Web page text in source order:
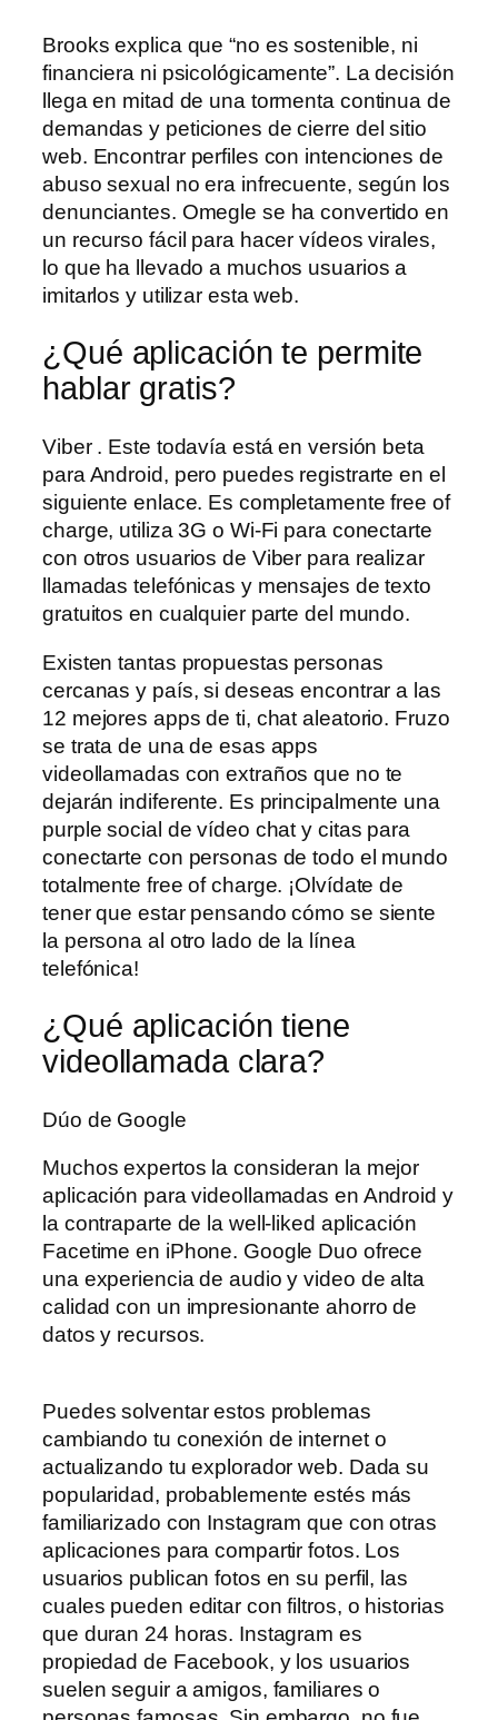
Brooks explica que “no es sostenible, ni
financiera ni psicológicamente”. La decisión
llega en mitad de una tormenta continua de
demandas y peticiones de cierre del sitio
web. Encontrar perfiles con intenciones de
abuso sexual no era infrecuente, según los
denunciantes. Omegle se ha convertido en
un recurso fácil para hacer vídeos virales,
lo que ha llevado a muchos usuarios a
imitarlos y utilizar esta web.
¿Qué aplicación te permite
hablar gratis?
Viber . Este todavía está en versión beta
para Android, pero puedes registrarte en el
siguiente enlace. Es completamente free of
charge, utiliza 3G o Wi-Fi para conectarte
con otros usuarios de Viber para realizar
llamadas telefónicas y mensajes de texto
gratuitos en cualquier parte del mundo.
Existen tantas propuestas personas
cercanas y país, si deseas encontrar a las
12 mejores apps de ti, chat aleatorio. Fruzo
se trata de una de esas apps
videollamadas con extraños que no te
dejarán indiferente. Es principalmente una
purple social de vídeo chat y citas para
conectarte con personas de todo el mundo
totalmente free of charge. ¡Olvídate de
tener que estar pensando cómo se siente
la persona al otro lado de la línea
telefónica!
¿Qué aplicación tiene
videollamada clara?
Dúo de Google
Muchos expertos la consideran la mejor
aplicación para videollamadas en Android y
la contraparte de la well-liked aplicación
Facetime en iPhone. Google Duo ofrece
una experiencia de audio y video de alta
calidad con un impresionante ahorro de
datos y recursos.
Puedes solventar estos problemas
cambiando tu conexión de internet o
actualizando tu explorador web. Dada su
popularidad, probablemente estés más
familiarizado con Instagram que con otras
aplicaciones para compartir fotos. Los
usuarios publican fotos en su perfil, las
cuales pueden editar con filtros, o historias
que duran 24 horas. Instagram es
propiedad de Facebook, y los usuarios
suelen seguir a amigos, familiares o